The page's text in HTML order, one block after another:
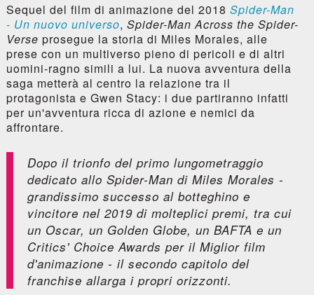
Sequel del film di animazione del 2018 Spider-Man
- Un nuovo universo, Spider-Man Across the Spider-
Verse prosegue la storia di Miles Morales, alle
prese con un multiverso pieno di pericoli e di altri
uomini-ragno simili a lui. La nuova avventura della
saga metterà al centro la relazione tra il
protagonista e Gwen Stacy: i due partiranno infatti
per un'avventura ricca di azione e nemici da
affrontare.
Dopo il trionfo del primo lungometraggio
dedicato allo Spider-Man di Miles Morales -
grandissimo successo al botteghino e
vincitore nel 2019 di molteplici premi, tra cui
un Oscar, un Golden Globe, un BAFTA e un
Critics' Choice Awards per il Miglior film
d'animazione - il secondo capitolo del
franchise allarga i propri orizzonti.